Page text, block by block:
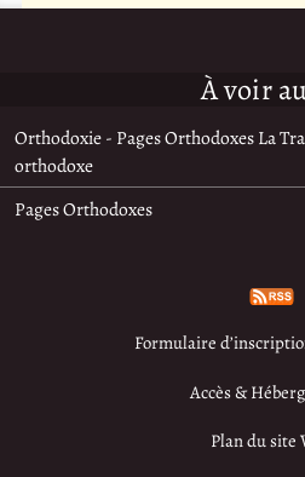
À voir
Orthodoxie - Pages Orthodoxes La
orthodoxe
Pages Orthodoxes
Formulaire
Accès &
Plan du site